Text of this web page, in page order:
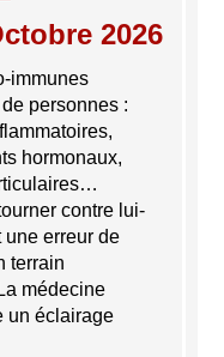
2026
immunes
personnes :
hormonaux,
contre lui-
une erreur de
terrain
médecine
un éclairage